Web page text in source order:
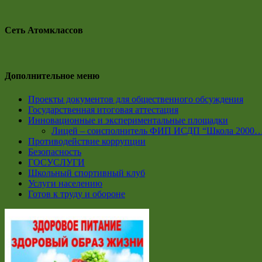
Сеть Атомклассов
Дополнительное меню
Проекты документов для общественного обсуждения
Государственная итоговая аттестация
Инновационные и экспериментальные площадки
Лицей – соисполнитель ФИП ИСДП “Школа
Противодействие коррупции
Безопасность
ГОСУСЛУГИ
Школьный спортивный клуб
Услуги населению
Готов к труду и обороне